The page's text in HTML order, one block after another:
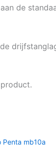
de
Penta mb10a